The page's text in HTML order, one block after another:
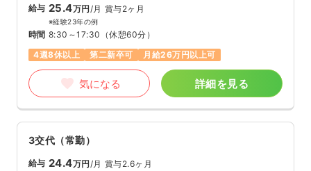
給与 25.4万円 /月 賞与2ヶ月
※経験23年の例
時間 8:30～17:30 （休憩60分）
4週8休以上
第二新卒可 月給26万円以上可
気になる 詳細を見る
3交代（常勤）
給与 24.4万円/月 賞与2.6ヶ月